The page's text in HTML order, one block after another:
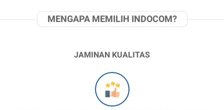
MENGAPA MEMILIH INDOCOM?
JAMINAN KUALITAS